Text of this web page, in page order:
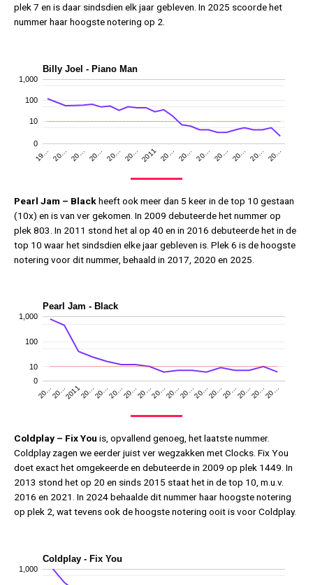
plek 7 en is daar sindsdien elk jaar gebleven. In 2025 scoorde het
nummer haar hoogste notering op 2.
Billy Joel - Piano Man
19… 20… 20… 20… 20… 20… 2011 20… 20… 20… 20… 20… 20… 20…
0
10
100
1,000
Pearl Jam – Blackheeft ook meer dan 5 keer in de top 10 gestaan
(10x) en is van ver gekomen. In 2009 debuteerde het nummer op
plek 803. In 2011 stond het al op 40 en in 2016 debuteerde het in de
top 10 waar het sindsdien elke jaar gebleven is. Plek 6 is de hoogste
notering voor dit nummer, behaald in 2017, 2020 en 2025.
Pearl Jam - Black
20…20…201120…20…20…20…20…20…20…20…20…20…20…20…20…20…
0
10
100
1,000
Coldplay – Fix You is, opvallend genoeg, het laatste nummer.
Coldplay zagen we eerder juist ver wegzakken met Clocks. Fix You
doet exact het omgekeerde en debuteerde in 2009 op plek 1449. In
2013 stond het op 20 en sinds 2015 staat het in de top 10, m.u.v.
2016 en 2021. In 2024 behaalde dit nummer haar hoogste notering
op plek 2, wat tevens ook de hoogste notering ooit is voor Coldplay.
Coldplay - Fix You
1,000